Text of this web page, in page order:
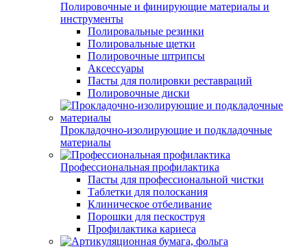
Полировочные и финирующие материалы и
инструменты
Полировальные резинки
Полировальные щетки
Полировочные штрипсы
Аксессуары
Пасты для полировки реставраций
Полировочные диски
Прокладочно-изолирующие и подкладочные
материалы
Профессиональная профилактика
Пасты для профессиональной чистки
Таблетки для полоскания
Клиническое отбеливание
Порошки для пескоструя
Профилактика кариеса